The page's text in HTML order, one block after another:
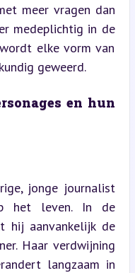
meer vragen dan
medeplichtig in de
elke vorm van
geweerd.
en hun
jonge journalist
het leven. In de
hij aanvankelijk de
Haar verdwijning
langzaam in